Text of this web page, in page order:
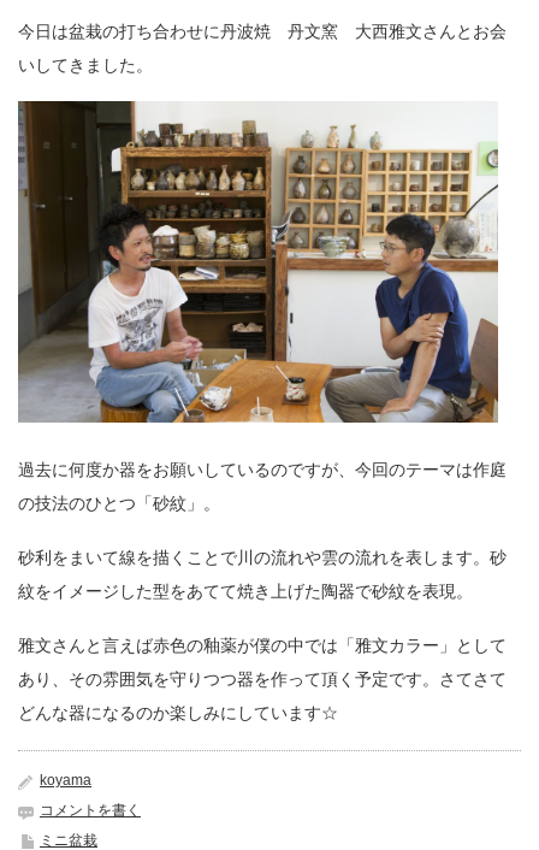
今日は盆栽の打ち合わせに丹波焼 丹文窯 大西雅文さんとお会
いしてきました。
過去に何度か器をお願いしているのですが、今回のテーマは作庭
の技法のひとつ「砂紋」。
砂利をまいて線を描くことで川の流れや雲の流れを表します。砂
紋をイメージした型をあてて焼き上げた陶器で砂紋を表現。
雅文さんと言えば赤色の釉薬が僕の中では「雅文カラー」として
あり、その雰囲気を守りつつ器を作って頂く予定です。さてさて
どんな器になるのか楽しみにしています☆
koyama
コメントを書く
ミニ盆栽